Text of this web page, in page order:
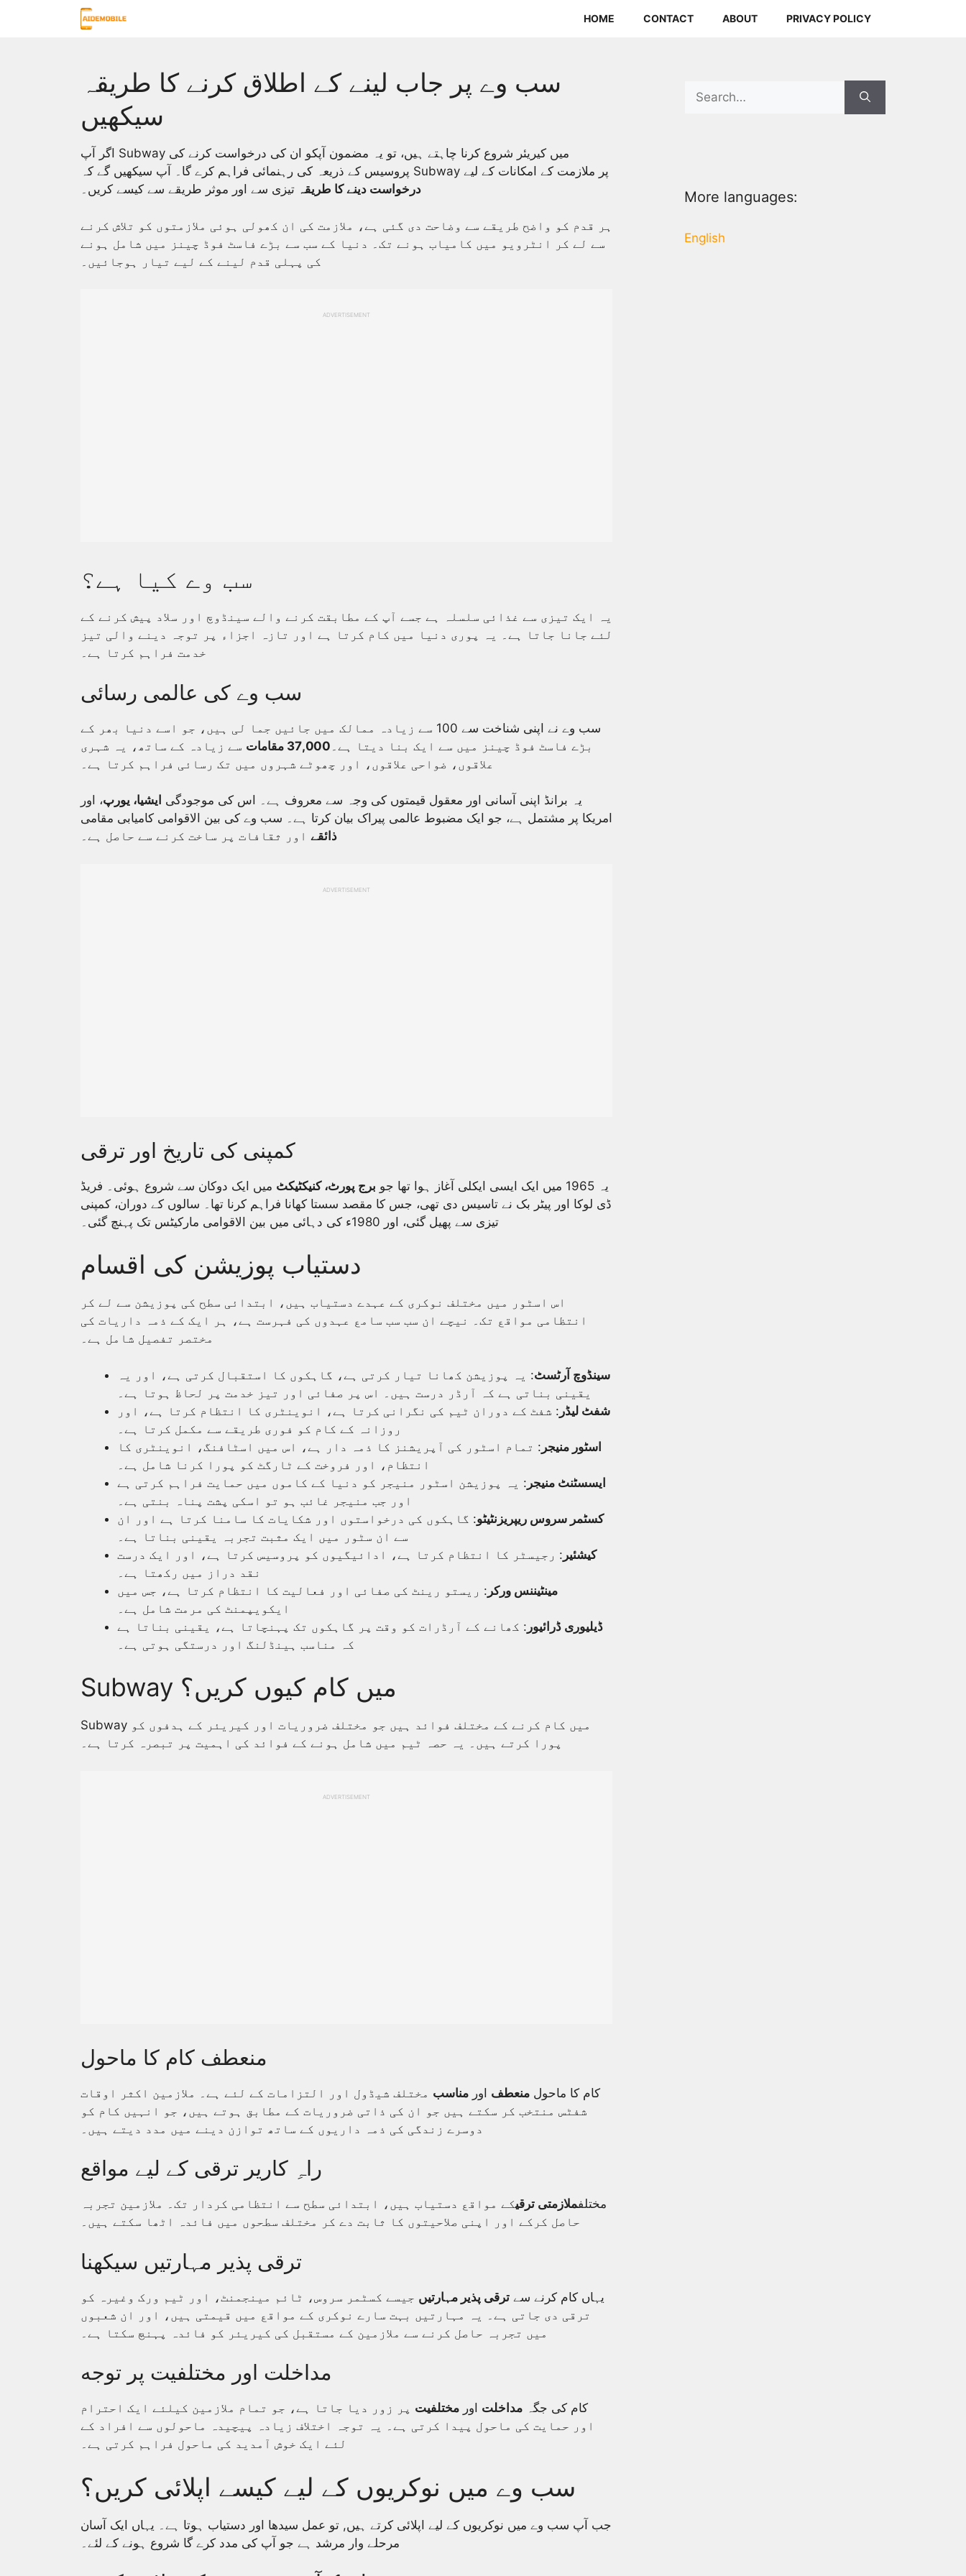
HOME CONTACT ABOUT PRIVACY POLICY
سب وے پر جاب لینے کے اطلاق کرنے کا طریقہ
سیکھیں
اگر آپ Subway میں کیریئر شروع کرنا چاہتے ہیں، تو یہ مضمون آپکو ان کی درخواست کرنے کی
پروسیس کے ذریعہ کی رہنمائی فراہم کرے گا۔ آپ سیکھیں گے کہ Subway پر ملازمت کے امکانات کے لیے
درخواست دینے کا طریقہ تیزی سے اور موثر طریقے سے کیسے کریں۔
ہر قدم کو واضح طریقے سے وضاحت دی گئی ہے، ملازمت کی ان کھولی ہوئی ملازمتوں کو تلاش کرنے
سے لے کر انٹرویو میں کامیاب ہونے تک۔ دنیا کے سب سے بڑے فاسٹ فوڈ چینز میں شامل ہونے
کی پہلی قدم لینے کے لیے تیار ہوجائیں۔
ADVERTISEMENT
سب وے کیا ہے؟
یہ ایک تیزی سے غذائی سلسلہ ہے جسے آپ کے مطابقت کرنے والے سینڈوچ اور سلاد پیش کرنے کے
لئے جانا جاتا ہے۔ یہ پوری دنیا میں کام کرتا ہے اور تازہ اجزاء پر توجہ دینے والی تیز
خدمت فراہم کرتا ہے۔
سب وے کی عالمی رسائی
سب وے نے اپنی شناخت سے 100 سے زیادہ ممالک میں جائیں جما لی ہیں، جو اسے دنیا بھر کے
بڑے فاسٹ فوڈ چینز میں سے ایک بنا دیتا ہے۔ 37,000 مقامات
سے زیادہ کے ساتھ، یہ شہری
علاقوں، ضواحی علاقوں، اور چھوٹے شہروں میں تک رسائی فراہم کرتا ہے۔
یہ برانڈ اپنی آسانی اور معقول قیمتوں کی وجہ سے معروف ہے۔ اس کی موجودگی ایشیا، یورپ، اور
امریکا پر مشتمل ہے، جو ایک مضبوط عالمی پیراک بیان کرتا ہے۔ سب وے کی بین الاقوامی کامیابی مقامی
ذائقے اور ثقافات پر ساخت کرنے سے حاصل ہے۔
ADVERTISEMENT
کمپنی کی تاریخ اور ترقی
یہ 1965 میں ایک ایسی ایکلی آغاز ہوا تھا جو برج پورٹ، کنیکٹیکٹ میں ایک دوکان سے شروع ہوئی۔ فریڈ
ڈی لوکا اور پیٹر بک نے تاسیس دی تھی، جس کا مقصد سستا کھانا فراہم کرنا تھا۔ سالوں کے دوران، کمپنی
تیزی سے پھیل گئی، اور 1980ء کی دہائی میں بین الاقوامی مارکیٹس تک پہنچ گئی۔
دستیاب پوزیشن کی اقسام
اس اسٹور میں مختلف نوکری کے عہدے دستیاب ہیں، ابتدائی سطح کی پوزیشن سے لے کر
انتظامی مواقع تک۔ نیچے ان سب سب سامع عہدوں کی فہرست ہے، ہر ایک کے ذمہ داریات کی
مختصر تفصیل شامل ہے۔
سینڈوچ آرٹسٹ: یہ پوزیشن کھانا تیار کرتی ہے، گاہکوں کا استقبال کرتی ہے، اور یہ
یقینی بناتی ہے کہ آرڈر درست ہیں۔ اس پر صفائی اور تیز خدمت پر لحاظ ہوتا ہے۔
شفٹ لیڈر : شفٹ کے دوران ٹیم کی نگرانی کرتا ہے، انوینٹری کا انتظام کرتا ہے، اور
روزانہ کے کام کو فوری طریقے سے مکمل کرتا ہے۔
اسٹور منیجر : تمام اسٹور کی آپریشنز کا ذمہ دار ہے، اس میں اسٹافنگ، انوینٹری کا
انتظام، اور فروخت کے ٹارگٹ کو پورا کرنا شامل ہے۔
ایسسٹنٹ منیجر : یہ پوزیشن اسٹور منیجر کو دنیا کے کاموں میں حمایت فراہم کرتی ہے
اور جب منیجر غائب ہو تو اسکی پشت پناہ بنتی ہے۔
کسٹمر سروس ریپریزنٹیٹو: گاہکوں کی درخواستوں اور شکایات کا سامنا کرتا ہے اور ان
سے ان سٹور میں ایک مثبت تجربہ یقینی بناتا ہے۔
کیشئیر : رجیسٹر کا انتظام کرتا ہے، ادائیگیوں کو پروسیس کرتا ہے، اور ایک درست
نقد دراز میں رکھتا ہے۔
مینٹیننس ورکر : ریستو رینٹ کی صفائی اور فعالیت کا انتظام کرتا ہے، جس میں
ایکویپمنٹ کی مرمت شامل ہے۔
ڈیلیوری ڈرائیور : کھانے کے آرڈرات کو وقت پر گاہکوں تک پہنچاتا ہے، یقینی بناتا ہے
کہ مناسب ہینڈلنگ اور درستگی ہوتی ہے۔
Subway میں کام کیوں کریں؟
Subway میں کام کرنے کے مختلف فوائد ہیں جو مختلف ضروریات اور کیریئر کے ہدفوں کو
پورا کرتے ہیں۔ یہ حصہ ٹیم میں شامل ہونے کے فوائد کی اہمیت پر تبصرہ کرتا ہے۔
ADVERTISEMENT
منعطف کام کا ماحول
کام کا ماحول منعطف اور مناسب مختلف شیڈول اور التزامات کے لئے ہے۔ ملازمین اکثر اوقات
شفٹس منتخب کر سکتے ہیں جو ان کی ذاتی ضروریات کے مطابق ہوتے ہیں، جو انہیں کام کو
دوسرے زندگی کی ذمہ داریوں کے ساتھ توازن دینے میں مدد دیتے ہیں۔
راہِ کاریر ترقی کے لیے مواقع
مختلفملازمتی ترقیکے مواقع دستیاب ہیں، ابتدائی سطح سے انتظامی کردار تک۔ ملازمین تجربہ
حاصل کرکے اور اپنی صلاحیتوں کا ثابت دے کر مختلف سطحوں میں فائدہ اٹھا سکتے ہیں۔
ترقی پذیر مہارتیں سیکھنا
یہاں کام کرنے سے ترقی پذیر مہارتیں جیسے کسٹمر سروس، ٹائم مینجمنٹ، اور ٹیم ورک وغیرہ کو
ترقی دی جاتی ہے۔ یہ مہارتیں بہت سارے نوکری کے مواقع میں قیمتی ہیں، اور ان شعبوں
میں تجربہ حاصل کرنے سے ملازمین کے مستقبل کی کیریئر کو فائدہ پہنچ سکتا ہے۔
مداخلت اور مختلفیت پر توجه
کام کی جگہ مداخلت اور مختلفیت پر زور دیا جاتا ہے، جو تمام ملازمین کیلئے ایک احترام
اور حمایت کی ماحول پیدا کرتی ہے۔ یہ توجہ اختلاف زیادہ پیچیدہ ماحولوں سے افراد کے
سب وے میں نوکریوں کے لیے کیسے اپلائی کریں؟
جب آپ سب وے میں نوکریوں کے لیے اپلائی کرتے ہیں, تو عمل سیدھا اور دستیاب ہوتا ہے۔ یہاں ایک آسان
مرحلے وار مرشد ہے جو آپ کی مدد کرے گا شروع ہونے کے لئے۔
Search
for:
More languages:
English